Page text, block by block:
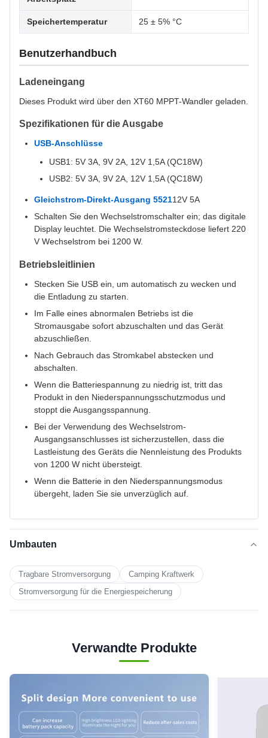
Speichertemperatur 25 ± 5% °C
Benutzerhandbuch
Ladeneingang
Dieses Produkt wird über den XT60 MPPT-Wandler geladen.
Spezifikationen für die Ausgabe
USB-Anschlüsse
USB1: 5V 3A, 9V 2A, 12V 1,5A (QC18W)
USB2: 5V 3A, 9V 2A, 12V 1,5A (QC18W)
Gleichstrom-Direkt-Ausgang 552112V 5A
Schalten Sie den Wechselstromschalter ein; das digitale
Display leuchtet. Die Wechselstromsteckdose liefert 220
V Wechselstrom bei 1200 W.
Betriebsleitlinien
Stecken Sie USB ein, um automatisch zu wecken und
die Entladung zu starten.
Im Falle eines abnormalen Betriebs ist die
Stromausgabe sofort abzuschalten und das Gerät
abzuschließen.
Nach Gebrauch das Stromkabel abstecken und
abschalten.
Wenn die Batteriespannung zu niedrig ist, tritt das
Produkt in den Niederspannungsschutzmodus und
stoppt die Ausgangsspannung.
Bei der Verwendung des Wechselstrom-
Ausgangsanschlusses ist sicherzustellen, dass die
Lastleistung des Geräts die Nennleistung des Produkts
von 1200 W nicht übersteigt.
Wenn die Batterie in den Niederspannungsmodus
übergeht, laden Sie sie unverzüglich auf.
Umbauten
Tragbare Stromversorgung
Camping Kraftwerk
Stromversorgung für die Energiespeicherung
Verwandte Produkte